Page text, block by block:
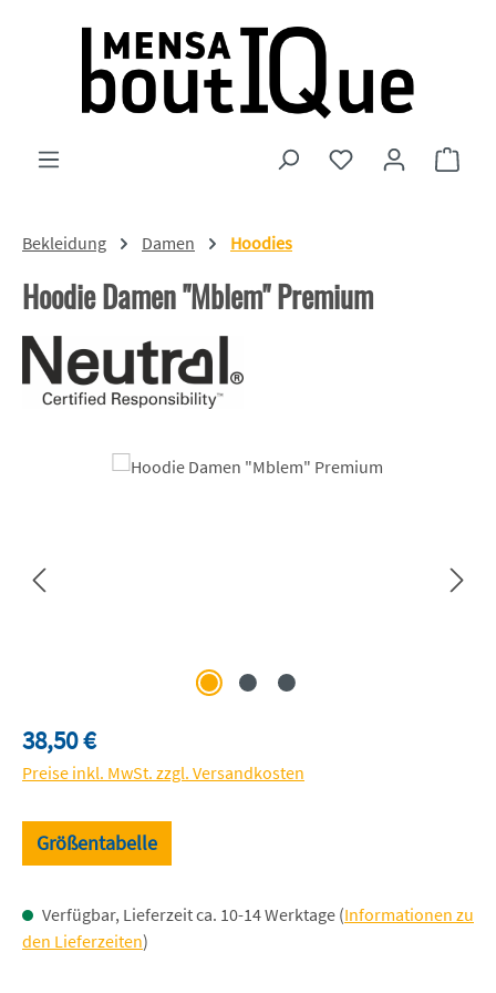
Zum Hauptinhalt springen
Du hast 0
Bekleidung Damen Hoodies
Hoodie Damen "Mblem" Premium
Bildergalerie überspringen
Regulärer Preis:
38,50 €
Preise inkl. MwSt. zzgl. Versandkosten
Größentabelle
Verfügbar, Lieferzeit ca. 10-14 Werktage (Informationen zu
den Lieferzeiten)